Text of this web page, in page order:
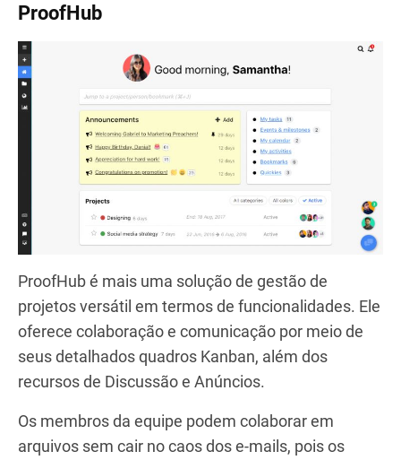
ProofHub
ProofHub é mais uma solução de gestão de
projetos versátil em termos de funcionalidades. Ele
oferece colaboração e comunicação por meio de
seus detalhados quadros Kanban, além dos
recursos de Discussão e Anúncios.
Os membros da equipe podem colaborar em
arquivos sem cair no caos dos e-mails, pois os